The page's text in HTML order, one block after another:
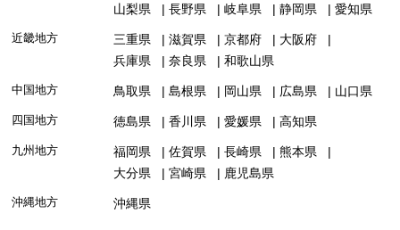
山梨県
長野県 岐阜県 静岡県 愛知県
近畿地方 三重県 滋賀県 京都府
大阪府
兵庫県
奈良県 和歌山県
中国地方 鳥取県 島根県 岡山県 広島県 山口県
四国地方 徳島県 香川県 愛媛県 高知県
九州地方 福岡県 佐賀県 長崎県
熊本県
大分県
宮崎県 鹿児島県
沖縄地方 沖縄県